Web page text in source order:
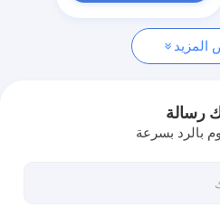
رسالة
بالرد بسرعة